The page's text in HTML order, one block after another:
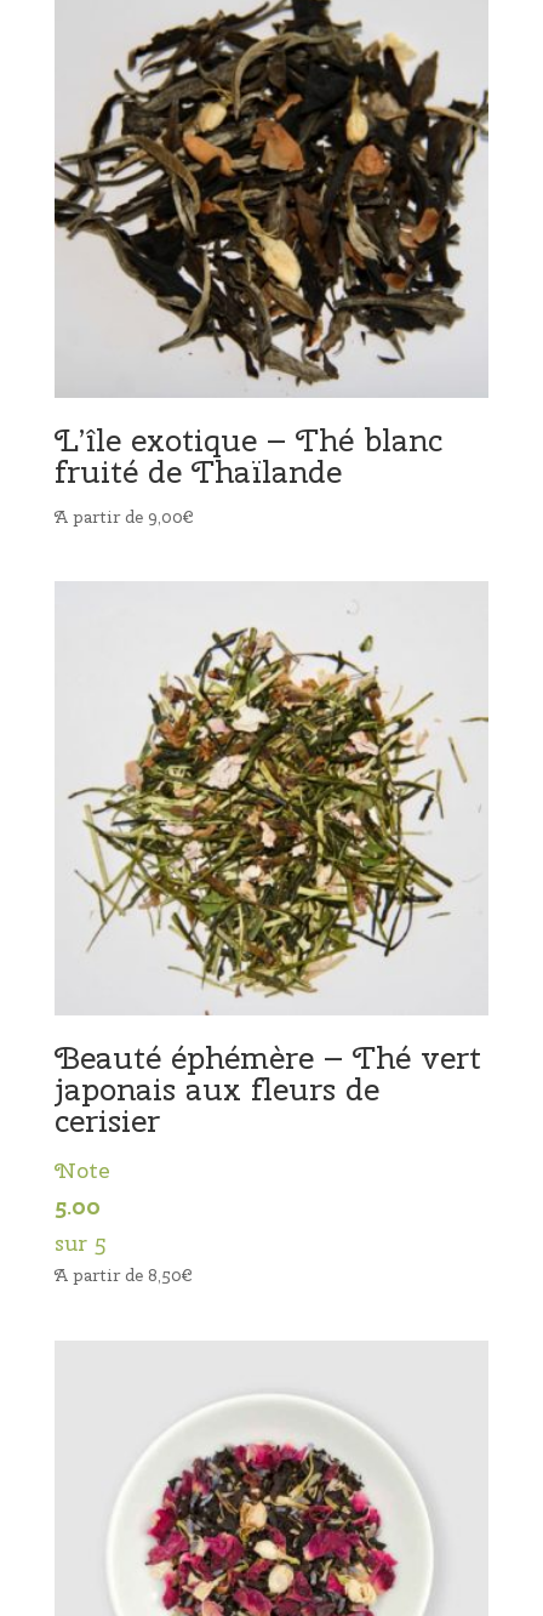
L’île exotique – Thé blanc
fruité de Thaïlande
A partir de 9,00€
Beauté éphémère – Thé vert
japonais aux fleurs de
cerisier
Note
5.00
sur 5
A partir de 8,50€